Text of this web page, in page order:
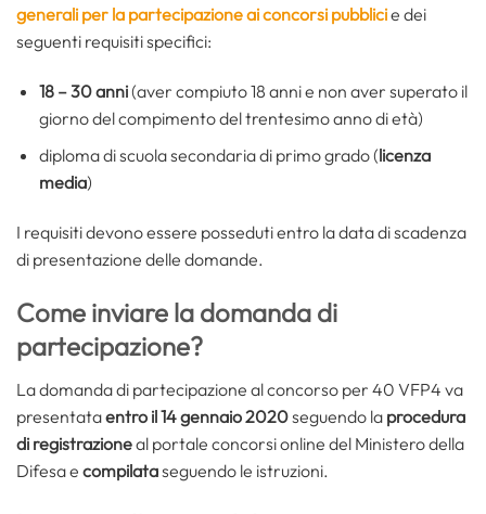
generali per la partecipazione ai concorsi pubblicie dei
seguenti requisiti specifici:
18 – 30 anni(aver compiuto 18 anni e non aver superato il
giorno del compimento del trentesimo anno di età)
diploma di scuola secondaria di primo grado (licenza
media)
I requisiti devono essere posseduti entro la data di scadenza
di presentazione delle domande.
Come inviare la domanda di
partecipazione?
La domanda di partecipazione al concorso per 40 VFP4 va
presentataentro il 14 gennaio 2020seguendo la procedura
di registrazioneal portale concorsi online del Ministero della
Difesa e compilataseguendo le istruzioni.